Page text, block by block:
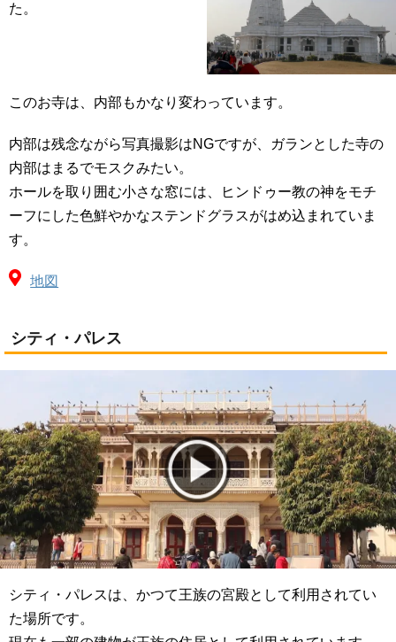
た。
このお寺は、内部もかなり変わっています。
内部は残念ながら写真撮影はNGですが、ガランとした寺の
内部はまるでモスクみたい。
ホールを取り囲む小さな窓には、ヒンドゥー教の神をモチ
ーフにした色鮮やかなステンドグラスがはめ込まれていま
す。
地図
シティ・パレス
シティ・パレスは、かつて王族の宮殿として利用されてい
た場所です。